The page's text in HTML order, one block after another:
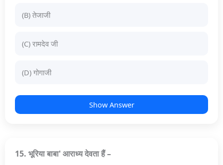
(B) तेजाजी
(C) रामदेव जी
(D) गोगाजी
Show Answer
15. भूरिया बाबा' आराध्य देवता हैं –